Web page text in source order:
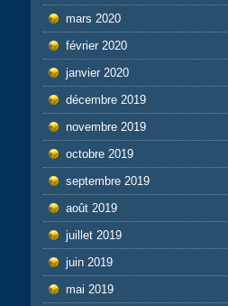
mars 2020
février 2020
janvier 2020
décembre 2019
novembre 2019
octobre 2019
septembre 2019
août 2019
juillet 2019
juin 2019
mai 2019